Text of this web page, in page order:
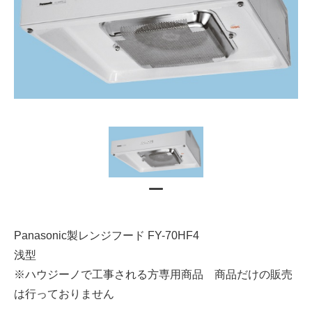
Panasonic製レンジフード FY-70HF4
浅型
※ハウジーノで工事される方専用商品 商品だけの販売
は行っておりません